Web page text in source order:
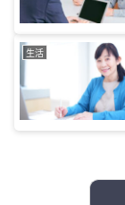
生活